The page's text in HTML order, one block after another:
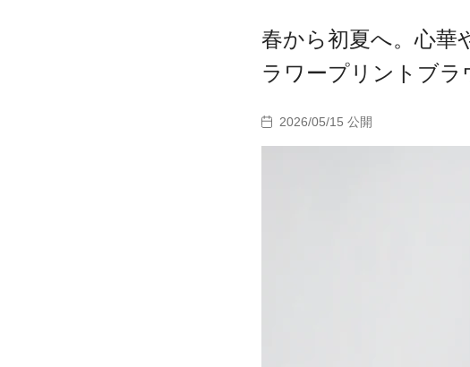
春から初夏へ。心華
ラワープリントブラ
2026/05/15 公開